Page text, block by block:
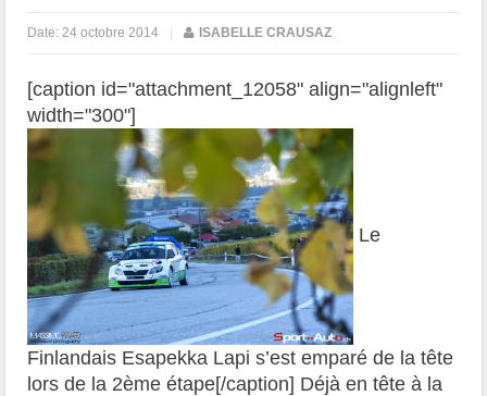
Date: 24 octobre 2014 | ISABELLE CRAUSAZ
[caption id="attachment_12058" align="alignleft"
width="300"]
Le
Finlandais Esapekka Lapi s’est emparé de la tête
lors de la 2ème étape[/caption] Déjà en tête à la